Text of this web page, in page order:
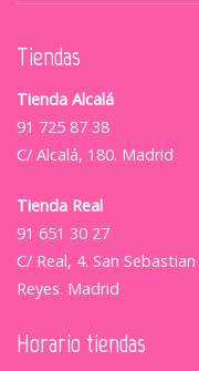
Tiendas
Tienda Alcalá
91 725 87 38
C/ Alcalá, 180. Madrid
Tienda Real
91 651 30 27
C/ Real, 4. San
Reyes. Madrid
Horario tiendas